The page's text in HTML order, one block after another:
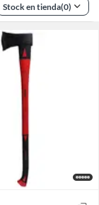
Stock en tienda(0)